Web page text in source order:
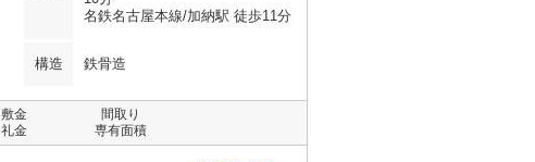
名鉄名古屋本線/加納駅 徒歩11分
構造 鉄骨造
敷金
礼金
間取り
専有面積